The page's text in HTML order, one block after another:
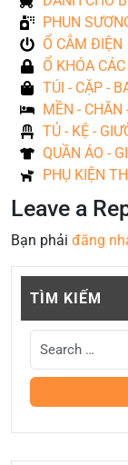
PHUN
Ổ CẮM ĐIỆN
Ổ KHÓA
TÚI - CẶP -
MỀN - CHĂN
TỦ - KỆ -
QUẦN ÁO -
PHỤ KIỆN
Leave a
Bạn phải đăng
TÌM KIẾM